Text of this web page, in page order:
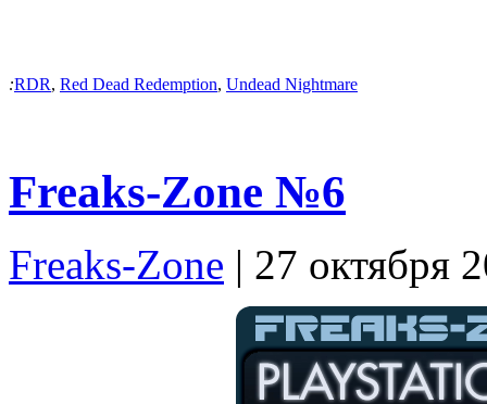
:RDR, Red Dead Redemption, Undead Nightmare
Freaks-Zone №6
Freaks-Zone | 27 октября